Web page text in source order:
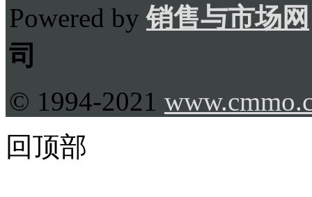
Powered by销售与市场网
司
© 1994-2021
回顶部